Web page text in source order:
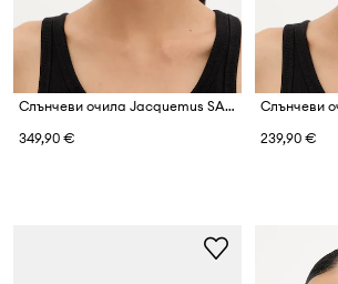
Слънчеви очила Jacquemus SALON
349,90 €
239,90 €